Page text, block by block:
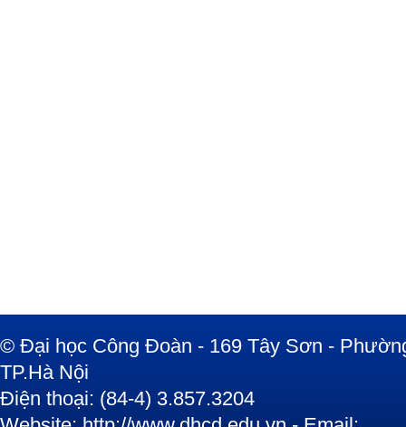
© Đại học Công Đoàn - 169 Tây Sơn -
TP.Hà Nội
Điện thoại: (84-4) 3.857.3204